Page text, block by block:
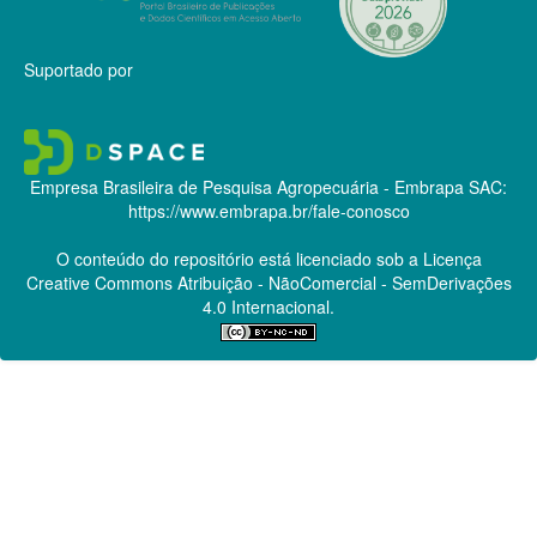
Suportado por
Empresa Brasileira de Pesquisa Agropecuária - Embrapa SAC:
https://www.embrapa.br/fale-conosco
O conteúdo do repositório está licenciado sob a Licença
Creative CommonsAtribuição - NãoComercial - SemDerivações
4.0 Internacional.